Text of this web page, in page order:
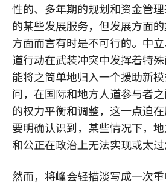
性的、多年期的规划和资金管
的某些发展服务，但发展方面
方面而言有时是不可行的。中
道行动在武装冲突中发挥着特
能将之简单地归入一个援助新
问，在国际和地方人道参与者
的权力平衡和调整，这一点迫
要明确认识到，某些情况下，
和公正在政治上无法实现或太过
然而，将峰会轻描淡写成一次